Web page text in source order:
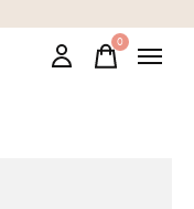
0items